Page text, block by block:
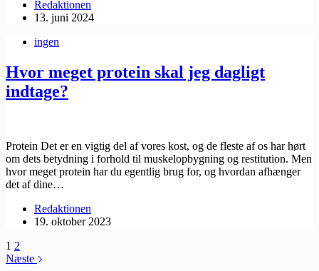
Redaktionen
13. juni 2024
ingen
Hvor meget protein skal jeg dagligt
indtage?
Protein Det er en vigtig del af vores kost, og de fleste af os har hørt
om dets betydning i forhold til muskelopbygning og restitution. Men
hvor meget protein har du egentlig brug for, og hvordan afhænger
det af dine…
Redaktionen
19. oktober 2023
1 2
Næste